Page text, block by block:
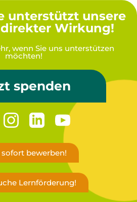
unterstützt unsere
Wirkung!
wenn Sie uns unterstützen
möchten!
spenden
bewerben!
Lernförderung!